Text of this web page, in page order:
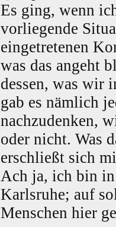
Es ging, wenn
vorliegende
eingetretenen
was das angeht
dessen, was wir
gab es nämlich
nachzudenken,
oder nicht. Was
erschließt sich
Ach ja, ich bin
Karlsruhe; auf
Menschen hier